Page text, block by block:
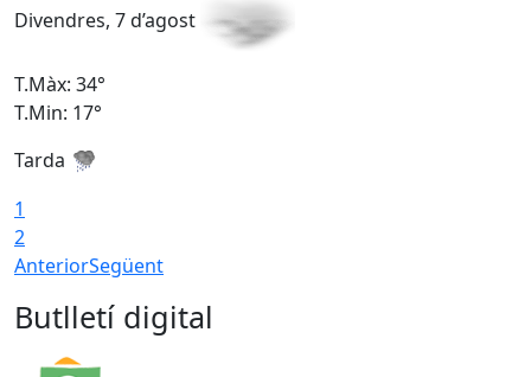
Divendres, 7 d’agost
T.Màx: 34°
T.Min: 17°
Tarda
1
2
AnteriorSegüent
Butlletí digital